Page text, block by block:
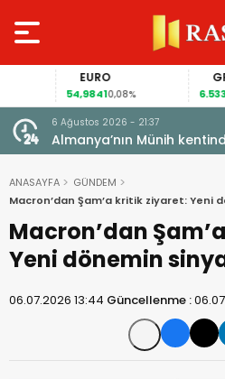
EURO
54,98410,08%
FIFA
6 Ağustos 2026 - 21:37
Almanya’nın Münih
sanığına ömür boyu
ANASAYFA
GÜNDEM
Macron’dan Şam’a kritik ziyaret: Yeni
Macron’dan
Yeni dönemin
06.07.2026 13:44 Güncellenme :